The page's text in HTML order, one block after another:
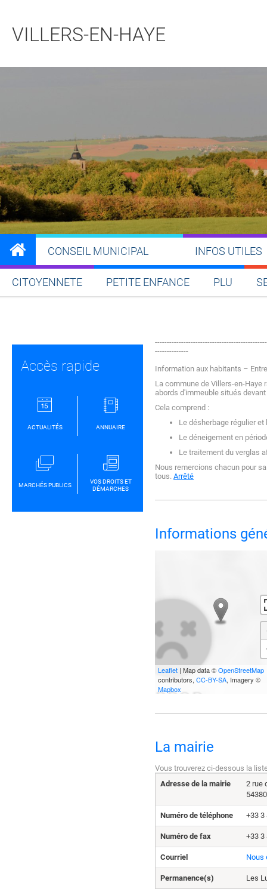
VILLERS-EN-HAYE
CONSEIL MUNICIPAL INFOS UTILES
CITOYENNETE PETITE ENFANCE PLU
--------------
Information aux habitants –
La commune de Villers-en-Haye
abords d'immeuble situés
Cela comprend :
Le désherbage régulier
Le déneigement en
Le traitement du verglas
Nous remercions chacun pour
tous. Arrêté
Informations
Leaflet | Map data ©OpenStreetMap
contributors, CC-BY-SA, Imagery ©
Mapbox
La mairie
Vous trouverez ci-dessous la
Adresse de la mairie
2 rue
Numéro de téléphone +33 3
Numéro de fax +33 3
Courriel Nous
Permanence(s) Les
Accès rapide
ACTUALITÉS ANNUAIRE
MARCHÉS PUBLICS
VOS DROITS ET
DÉMARCHES